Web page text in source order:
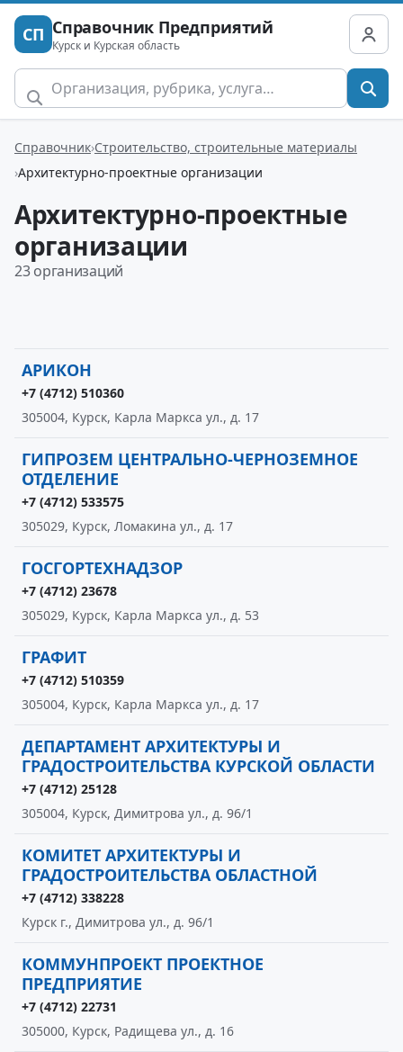
СП Справочник Предприятий
Курск и Курская область
Справочник Строительство, строительные материалы
Архитектурно-проектные организации
Архитектурно-проектные
организации
23 организаций
АРИКОН
+7 (4712) 510360
305004, Курск, Карла Маркса ул., д. 17
ГИПРОЗЕМ ЦЕНТРАЛЬНО-ЧЕРНОЗЕМНОЕ
ОТДЕЛЕНИЕ
+7 (4712) 533575
305029, Курск, Ломакина ул., д. 17
ГОСГОРТЕХНАДЗОР
+7 (4712) 23678
305029, Курск, Карла Маркса ул., д. 53
ГРАФИТ
+7 (4712) 510359
305004, Курск, Карла Маркса ул., д. 17
ДЕПАРТАМЕНТ АРХИТЕКТУРЫ И
ГРАДОСТРОИТЕЛЬСТВА КУРСКОЙ ОБЛАСТИ
+7 (4712) 25128
305004, Курск, Димитрова ул., д. 96/1
КОМИТЕТ АРХИТЕКТУРЫ И
ГРАДОСТРОИТЕЛЬСТВА ОБЛАСТНОЙ
+7 (4712) 338228
Курск г., Димитрова ул., д. 96/1
КОММУНПРОЕКТ ПРОЕКТНОЕ
ПРЕДПРИЯТИЕ
+7 (4712) 22731
305000, Курск, Радищева ул., д. 16